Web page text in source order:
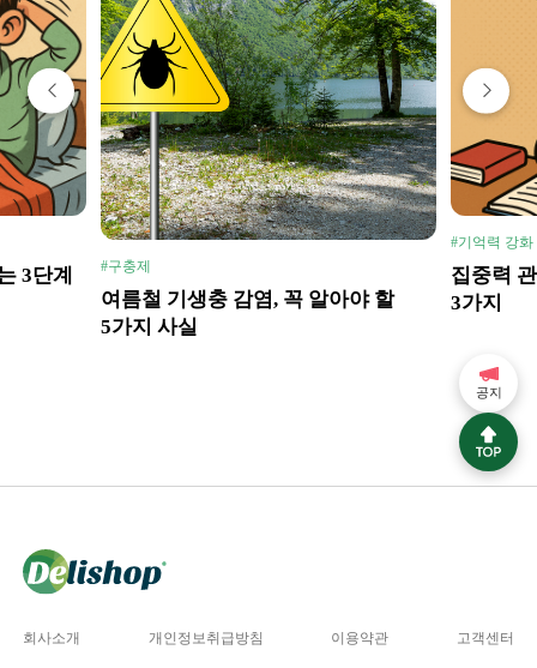
3단계 #구충제
여름철 기생충 감염, 꼭 알아야 할
5가지 사실
#기억력 강화
집중력
3가지
회사소개 개인정보취급방침 이용약관 고객센터
공지